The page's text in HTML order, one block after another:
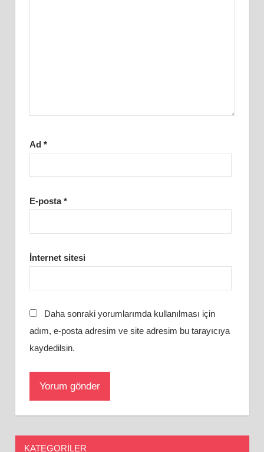
Ad *
E-posta*
İnternet sitesi
Daha sonraki yorumlarımda kullanılması için
adım, e-posta adresim ve site adresim bu tarayıcıya
kaydedilsin.
KATEGORILER